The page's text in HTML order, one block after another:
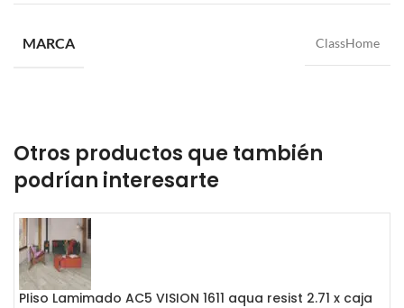
MARCA ClassHome
Otros productos que también
podrían interesarte
PIiso Lamimado AC5 VISION 1611 aqua resist 2.71 x caja